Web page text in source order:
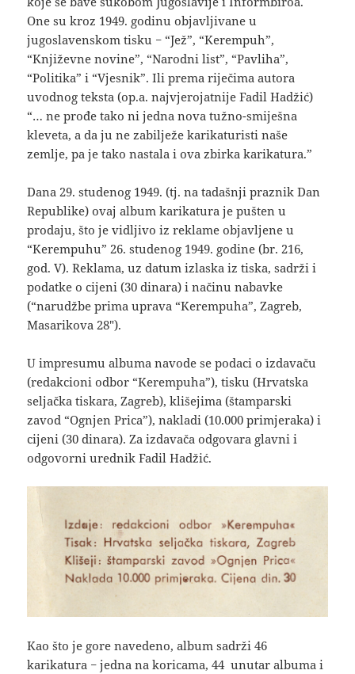
One su kroz 1949. godinu objavljivane u
jugoslavenskom tisku − “Jež”, “Kerempuh”,
“Književne novine”, “Narodni list”, “Pavliha”,
“Politika” i “Vjesnik”. Ili prema riječima autora
uvodnog teksta (op.a. najvjerojatnije Fadil Hadžić)
“… ne prođe tako ni jedna nova tužno-smiješna
kleveta, a da ju ne zabilježe karikaturisti naše
zemlje, pa je tako nastala i ova zbirka karikatura.”
Dana 29. studenog 1949. (tj. na tadašnji praznik Dan
Republike) ovaj album karikatura je pušten u
prodaju, što je vidljivo iz reklame objavljene u
“Kerempuhu” 26. studenog 1949. godine (br. 216,
god. V). Reklama, uz datum izlaska iz tiska, sadrži i
podatke o cijeni (30 dinara) i načinu nabavke
(“narudžbe prima uprava “Kerempuha”, Zagreb,
Masarikova 28″).
U impresumu albuma navode se podaci o izdavaču
(redakcioni odbor “Kerempuha”), tisku (Hrvatska
seljačka tiskara, Zagreb), klišejima (štamparski
zavod “Ognjen Prica”), nakladi (10.000 primjeraka) i
cijeni (30 dinara). Za izdavača odgovara glavni i
odgovorni urednik Fadil Hadžić.
Kao što je gore navedeno, album sadrži 46
karikatura − jedna na koricama, 44 unutar albuma i